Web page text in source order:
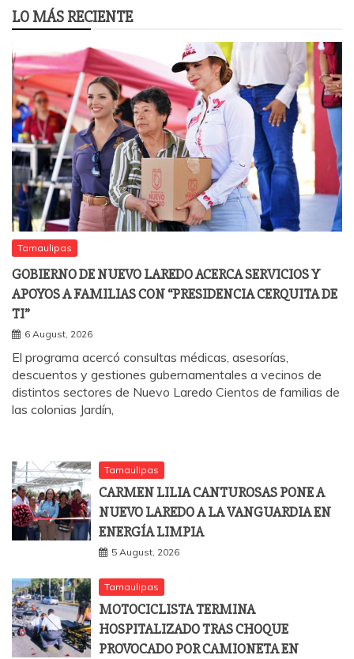
LO MÁS RECIENTE
Tamaulipas
GOBIERNO DE NUEVO LAREDO ACERCA SERVICIOS Y
APOYOS A FAMILIAS CON “PRESIDENCIA CERQUITA DE
TI”
6 August, 2026
El programa acercó consultas médicas, asesorías,
descuentos y gestiones gubernamentales a vecinos de
distintos sectores de Nuevo Laredo Cientos de familias de
las colonias Jardín,
Tamaulipas
CARMEN LILIA CANTUROSAS PONE A
NUEVO LAREDO A LA VANGUARDIA EN
ENERGÍA LIMPIA
5 August, 2026
Tamaulipas
MOTOCICLISTA TERMINA
HOSPITALIZADO TRAS CHOQUE
PROVOCADO POR CAMIONETA EN